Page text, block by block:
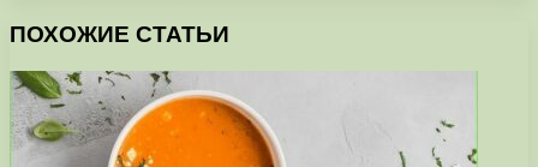
ПОХОЖИЕ СТАТЬИ